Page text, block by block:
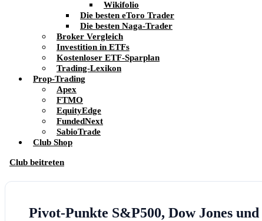
Wikifolio
Die besten eToro Trader
Die besten Naga-Trader
Broker Vergleich
Investition in ETFs
Kostenloser ETF-Sparplan
Trading-Lexikon
Prop-Trading
Apex
FTMO
EquityEdge
FundedNext
SabioTrade
Club Shop
Club beitreten
Pivot-Punkte S&P500, Dow Jones und